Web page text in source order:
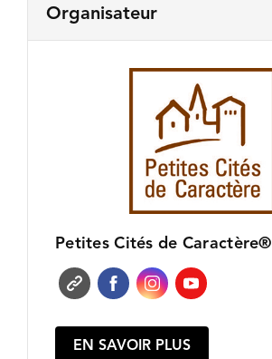
Organisateur
Petites Cités de Caractère®
EN SAVOIR PLUS